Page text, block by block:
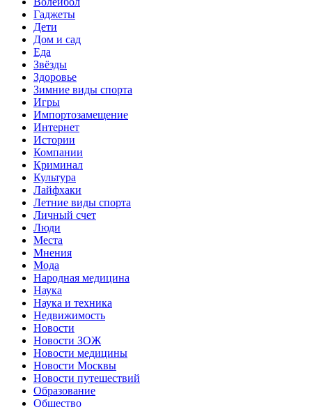
Гаджеты
Дети
Дом и сад
Еда
Звёзды
Здоровье
Зимние виды спорта
Игры
Импортозамещение
Интернет
Истории
Компании
Криминал
Культура
Лайфхаки
Летние виды спорта
Личный счет
Люди
Места
Мнения
Мода
Народная медицина
Наука
Наука и техника
Недвижимость
Новости
Новости ЗОЖ
Новости медицины
Новости Москвы
Новости путешествий
Образование
Общество